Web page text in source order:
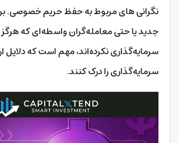
نگرانی های مربوط به حفظ حریم خصوصی.
جدید یا حتی معامله‌گران واسطه‌ای که هرگز
سرمایه‌گذاری نکرده‌اند، مهم است که دلایل
سرمایه‌گذاری را درک کنند.